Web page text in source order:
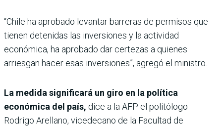
“Chile ha aprobado levantar barreras de permisos que
tienen detenidas las inversiones y la actividad
económica, ha aprobado dar certezas a quienes
arriesgan hacer esas inversiones”, agregó el ministro.
La medida significará un giro en la política
económica del país, dice a la AFP el politólogo
Rodrigo Arellano, vicedecano de la Facultad de